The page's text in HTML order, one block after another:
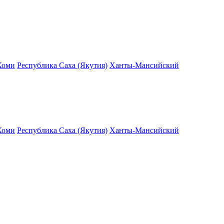
Республика Саха (Якутия) Ханты-Мансийский
Республика Саха (Якутия) Ханты-Мансийский